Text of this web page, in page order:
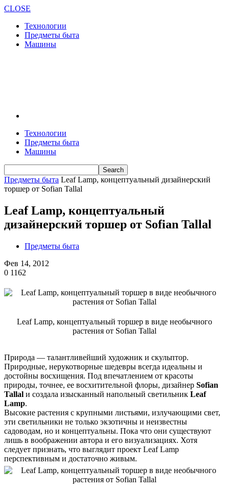
CLOSE
Технологии
Предметы быта
Машины
Технологии
Предметы быта
Машины
Предметы быта Leaf Lamp, концептуальный дизайнерский
торшер от Sofian Tallal
Leaf Lamp, концептуальный
дизайнерский торшер от Sofian Tallal
Предметы быта
Фев 14, 2012
0 1162
Leaf Lamp, концептуальный торшер в виде необычного
растения от Sofian Tallal
Природа — талантливейший художник и скульптор.
Природные, нерукотворные шедевры всегда идеальны и
достойны восхищения. Под впечатлением от красоты
природы, точнее, ее восхитительной флоры, дизайнер Sofian
Tallal и создала изысканный напольный светильник Leaf
Lamp.
Высокие растения с крупными листьями, излучающими свет,
эти светильники не только экзотичны и неизвестны
садоводам, но и концептуальны. Пока что они существуют
лишь в воображении автора и его визуализациях. Хотя
следует признать, что выглядит проект Leaf Lamp
перспективным и достаточно живым.